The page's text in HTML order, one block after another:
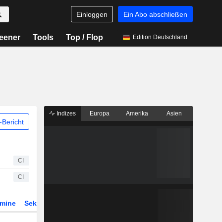
Einloggen Ein Abo abschließen
Tools Top / Flop Edition Deutschland
Bericht
CI
CI
Sektor
Indizes Europa Amerika Asien